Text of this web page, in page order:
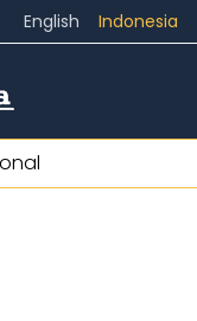
English Indonesia